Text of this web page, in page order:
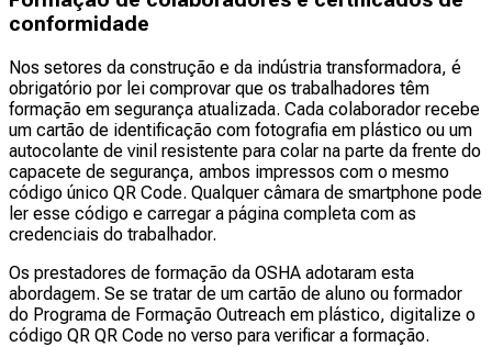
conformidade
Nos setores da construção e da indústria transformadora, é
obrigatório por lei comprovar que os trabalhadores têm
formação em segurança atualizada. Cada colaborador recebe
um cartão de identificação com fotografia em plástico ou um
autocolante de vinil resistente para colar na parte da frente do
capacete de segurança, ambos impressos com o mesmo
código único QR Code. Qualquer câmara de smartphone pode
ler esse código e carregar a página completa com as
credenciais do trabalhador.
Os prestadores de formação da OSHA adotaram esta
abordagem. Se se tratar de um cartão de aluno ou formador
do Programa de Formação Outreach em plástico, digitalize o
código QR QR Code no verso para verificar a formação.